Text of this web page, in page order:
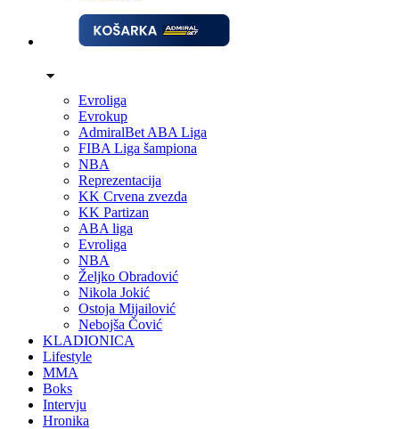
Evroliga
Evrokup
AdmiralBet ABA Liga
FIBA Liga šampiona
NBA
Reprezentacija
KK Crvena zvezda
KK Partizan
ABA liga
Evroliga
NBA
Željko Obradović
Nikola Jokić
Ostoja Mijailović
Nebojša Čović
KLADIONICA
Lifestyle
MMA
Boks
Intervju
Hronika